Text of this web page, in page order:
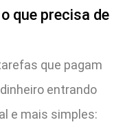
que precisa de
que pagam
entrando
e mais simples: